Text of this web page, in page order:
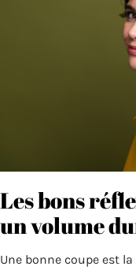
Les bons
un volume
Une bonne coupe est